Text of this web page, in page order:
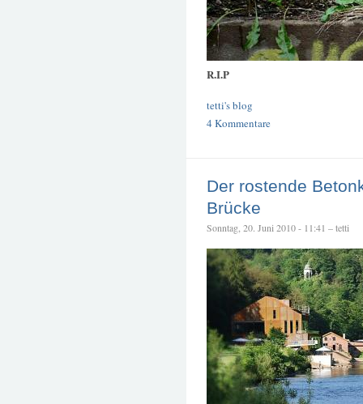
R.I.P
tetti's blog
4 Kommentare
Der rostende
Brücke
Sonntag, 20. Juni 2010 - 11:41 – tetti